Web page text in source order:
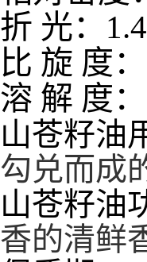
折 光：
比 旋 度：
溶 解 度：
山苍籽油
勾兑而成
山苍籽油
香的清鲜